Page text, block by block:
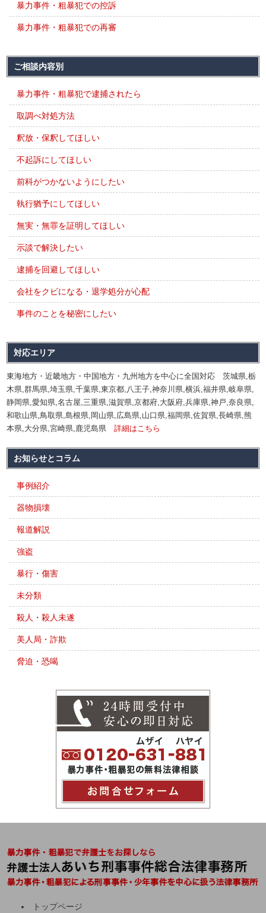
暴力事件・粗暴犯での控訴
暴力事件・粗暴犯での再審
ご相談内容別
暴力事件・粗暴犯で逮捕されたら
取調べ対処方法
釈放・保釈してほしい
不起訴にしてほしい
前科がつかないようにしたい
執行猶予にしてほしい
無実・無罪を証明してほしい
示談で解決したい
逮捕を回避してほしい
会社をクビになる・退学処分が心配
事件のことを秘密にしたい
対応エリア
東海地方・近畿地方・中国地方・九州地方を中心に全国対応 茨城県,栃
木県,群馬県,埼玉県,千葉県,東京都,八王子,神奈川県,横浜,福井県,岐阜県,
静岡県,愛知県,名古屋,三重県,滋賀県,京都府,大阪府,兵庫県,神戸,奈良県,
和歌山県,鳥取県,島根県,岡山県,広島県,山口県,福岡県,佐賀県,長崎県,熊
本県,大分県,宮崎県,鹿児島県詳細はこちら
お知らせとコラム
事例紹介
器物損壊
報道解説
強盗
暴行・傷害
未分類
殺人・殺人未遂
美人局・詐欺
脅迫・恐喝
トップページ